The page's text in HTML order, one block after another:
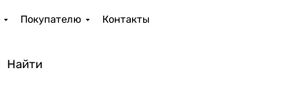
Покупателю Контакты